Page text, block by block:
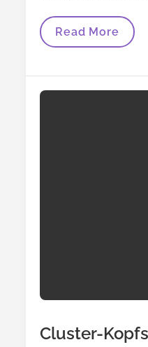
Viele
Kopfschmerzen
Zu
Read More
Cluster-